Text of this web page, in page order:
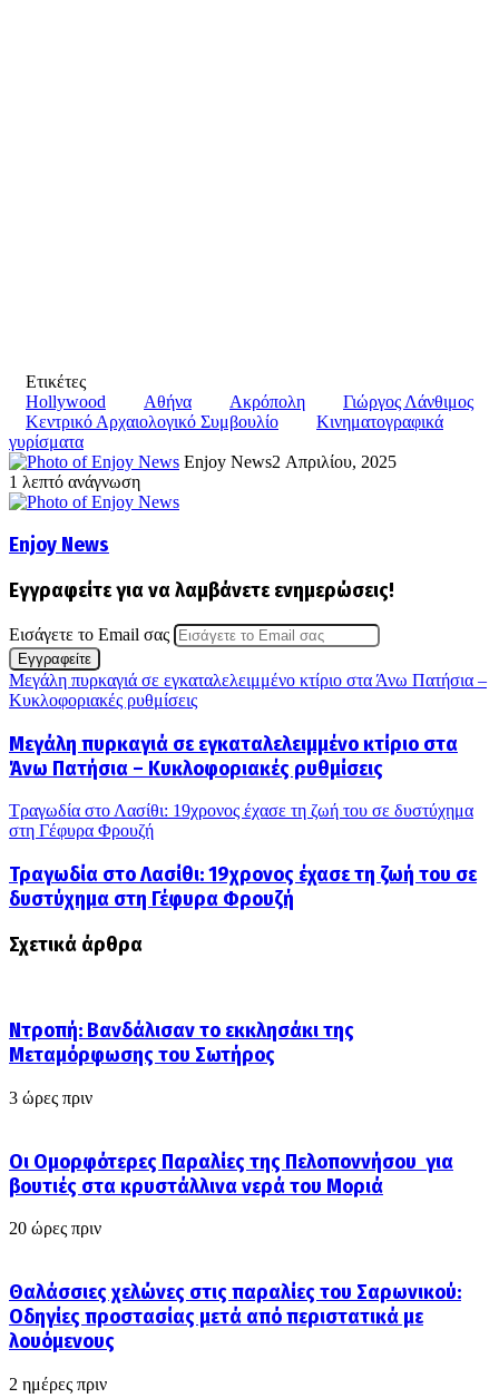
Ετικέτες
Hollywood
Αθήνα Ακρόπολη
Γιώργος Λάνθιμος
Κεντρικό Αρχαιολογικό Συμβουλίο
Κινηματογραφικά
γυρίσματα
Enjoy News2 Απριλίου, 2025
1 λεπτό ανάγνωση
Enjoy News
Εγγραφείτε για να λαμβάνετε ενημερώσεις!
Εισάγετε το Email σας
Μεγάλη πυρκαγιά σε εγκαταλελειμμένο κτίριο στα Άνω Πατήσια –
Κυκλοφοριακές ρυθμίσεις
Μεγάλη πυρκαγιά σε εγκαταλελειμμένο κτίριο στα
Άνω Πατήσια – Κυκλοφοριακές ρυθμίσεις
Τραγωδία στο Λασίθι: 19χρονος έχασε τη ζωή του σε δυστύχημα
στη Γέφυρα Φρουζή
Τραγωδία στο Λασίθι: 19χρονος έχασε τη ζωή του σε
δυστύχημα στη Γέφυρα Φρουζή
Σχετικά άρθρα
Ντροπή: Βανδάλισαν το εκκλησάκι της
Μεταμόρφωσης του Σωτήρος
3 ώρες πριν
Οι Ομορφότερες Παραλίες της Πελοποννήσου για
βουτιές στα κρυστάλλινα νερά του Μοριά
20 ώρες πριν
Θαλάσσιες χελώνες στις παραλίες του Σαρωνικού:
Οδηγίες προστασίας μετά από περιστατικά με
λουόμενους
2 ημέρες πριν